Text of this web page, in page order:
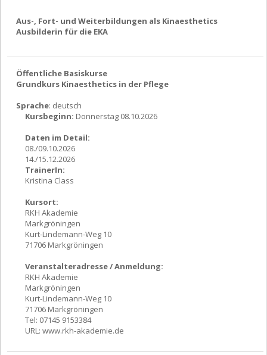
Aus-, Fort- und Weiterbildungen als Kinaesthetics
Ausbilderin für die EKA
Öffentliche Basiskurse
Grundkurs Kinaesthetics in der Pflege
Sprache: deutsch
Kursbeginn: Donnerstag 08.10.2026
Daten im Detail:
08./09.10.2026
14./15.12.2026
TrainerIn:
Kristina Class
Kursort:
RKH Akademie
Markgröningen
Kurt-Lindemann-Weg 10
71706 Markgröningen
Veranstalteradresse / Anmeldung:
RKH Akademie
Markgröningen
Kurt-Lindemann-Weg 10
71706 Markgröningen
Tel: 07145 9153384
URL: www.rkh-akademie.de